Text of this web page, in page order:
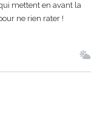
mettent en avant la
ne rien rater !